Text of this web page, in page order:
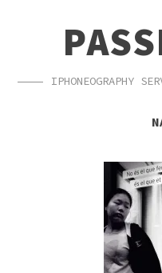
NAVIGATION
IPHONEOGRAPHY